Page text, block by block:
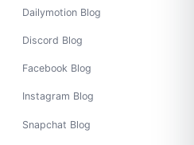
Dailymotion Blog
Discord Blog
Facebook Blog
Instagram Blog
Snapchat Blog